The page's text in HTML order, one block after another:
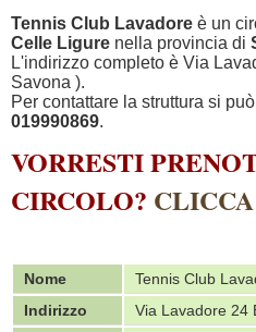
Tennis Club Lavadore è un
Celle Ligure nella provincia di
L'indirizzo completo è Via
Savona ).
Per contattare la struttura si
019990869.
VORRESTI
CIRCOLO?
Nome
Tennis Club
Indirizzo
Via Lavadore 24